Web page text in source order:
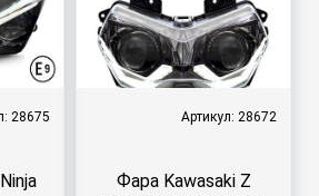
28675 Артикул: 28672
Фара Kawasaki Z